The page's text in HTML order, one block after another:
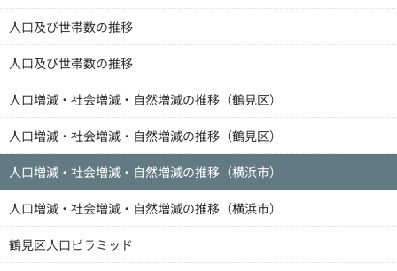
人口及び世帯数の推移
人口及び世帯数の推移
人口増減・社会増減・自然増減の推移（鶴見区）
人口増減・社会増減・自然増減の推移（鶴見区）
人口増減・社会増減・自然増減の推移（横浜市）
人口増減・社会増減・自然増減の推移（横浜市）
鶴見区人口ピラミッド